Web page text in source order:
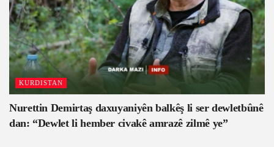
KURDISTAN
Nurettin Demirtaş daxuyaniyên balkêş li ser dewletbûnê
dan: “Dewlet li hember civakê amrazê zilmê ye”